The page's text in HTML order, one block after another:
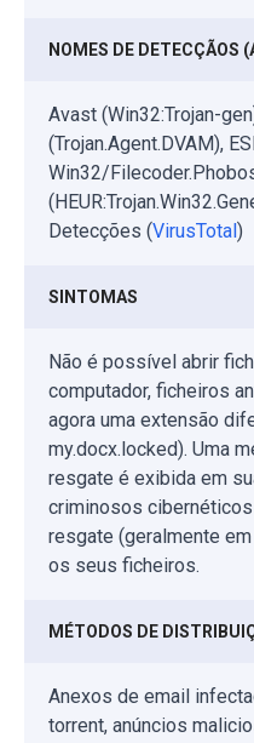
NOMES DE DETECÇÃOS
Avast (Win32:Trojan-
(Trojan.Agent.DVAM),
Win32/
Detecções (VirusTotal)
SINTOMAS
Não é possível abrir
computador, ficheiros
agora uma extensão
my.docx.locked). Uma
resgate é exibida em
criminosos
resgate (geralmente
os seus ficheiros.
MÉTODOS DE
Anexos de email
torrent, anúncios